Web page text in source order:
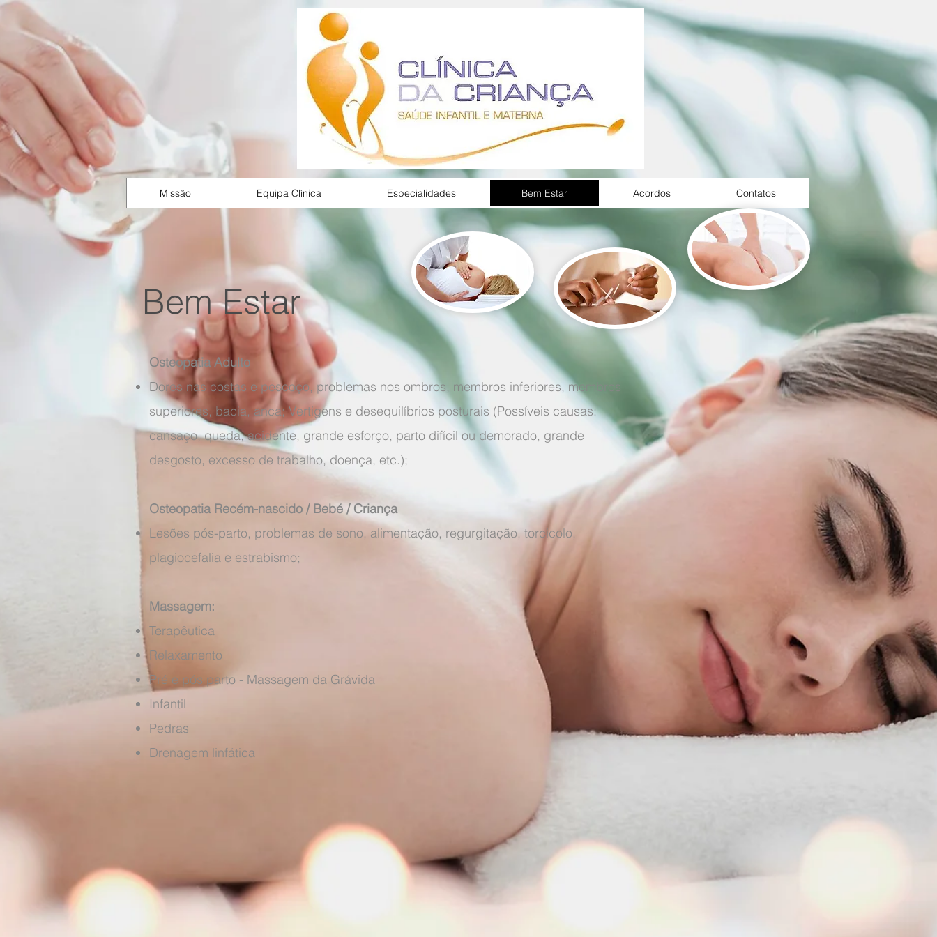
Missão Equipa Clínica Especialidades Bem Estar Acordos Contatos
Bem Estar
Osteopatia Adulto
Dores nas costas e pescoço, problemas nos ombros, membros inferiores, membros
superiores, bacia, anca; Vertigens e desequilíbrios posturais (Possíveis causas:
cansaço, queda, acidente, grande esforço, parto difícil ou demorado, grande
desgosto, excesso de trabalho, doença, etc.);
Osteopatia Recém-nascido / Bebé / Criança
Lesões pós-parto, problemas de sono, alimentação, regurgitação, torcicolo,
plagiocefalia e estrabismo;
Massagem:
Terapêutica
Relaxamento
Pré e pós parto - Massagem da Grávida
Infantil
Pedras
Drenagem linfática